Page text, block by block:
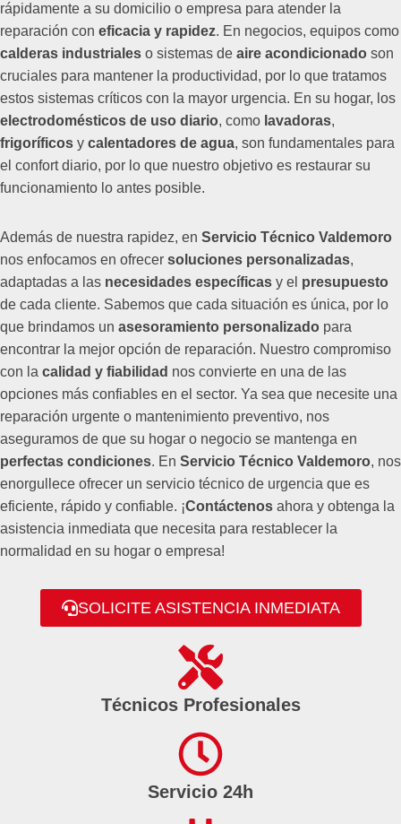
rápidamente a su domicilio o empresa para atender la
reparación con eficacia y rapidez. En negocios, equipos como
calderas industriales o sistemas de aire acondicionado son
cruciales para mantener la productividad, por lo que tratamos
estos sistemas críticos con la mayor urgencia. En su hogar, los
electrodomésticos de uso diario, como lavadoras,
frigoríficos y calentadores de agua, son fundamentales para
el confort diario, por lo que nuestro objetivo es restaurar su
funcionamiento lo antes posible.
Además de nuestra rapidez, en Servicio Técnico Valdemoro
nos enfocamos en ofrecer soluciones personalizadas,
adaptadas a las necesidades específicas y el presupuesto
de cada cliente. Sabemos que cada situación es única, por lo
que brindamos un asesoramiento personalizado para
encontrar la mejor opción de reparación. Nuestro compromiso
con la calidad y fiabilidad nos convierte en una de las
opciones más confiables en el sector. Ya sea que necesite una
reparación urgente o mantenimiento preventivo, nos
aseguramos de que su hogar o negocio se mantenga en
perfectas condiciones. En Servicio Técnico Valdemoro, nos
enorgullece ofrecer un servicio técnico de urgencia que es
eficiente, rápido y confiable. ¡Contáctenos ahora y obtenga la
asistencia inmediata que necesita para restablecer la
normalidad en su hogar o empresa!
SOLICITE ASISTENCIA INMEDIATA
Técnicos Profesionales
Servicio 24h